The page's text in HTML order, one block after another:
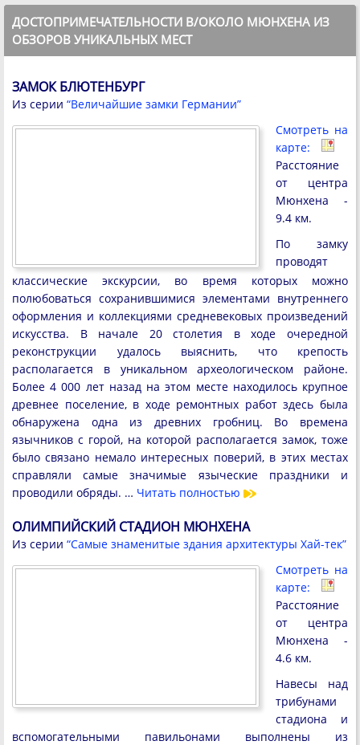
ДОСТОПРИМЕЧАТЕЛЬНОСТИ В/ОКОЛО МЮНХЕНА ИЗ
ОБЗОРОВ УНИКАЛЬНЫХ МЕСТ
ЗАМОК БЛЮТЕНБУРГ
Из серии “Величайшие замки Германии”
Смотреть на
карте:
Расстояние
от центра
Мюнхена -
9.4 км.
По замку
проводят
классические экскурсии, во время которых можно
полюбоваться сохранившимися элементами внутреннего
оформления и коллекциями средневековых произведений
искусства. В начале 20 столетия в ходе очередной
реконструкции удалось выяснить, что крепость
располагается в уникальном археологическом районе.
Более 4 000 лет назад на этом месте находилось крупное
древнее поселение, в ходе ремонтных работ здесь была
обнаружена одна из древних гробниц. Во времена
язычников с горой, на которой располагается замок, тоже
было связано немало интересных поверий, в этих местах
справляли самые значимые языческие праздники и
проводили обряды. … Читать полностью
ОЛИМПИЙСКИЙ СТАДИОН МЮНХЕНА
Из серии “Самые знаменитые здания архитектуры Хай-тек”
Смотреть на
карте:
Расстояние
от центра
Мюнхена -
4.6 км.
Навесы над
трибунами
стадиона и
вспомогательными павильонами выполнены из